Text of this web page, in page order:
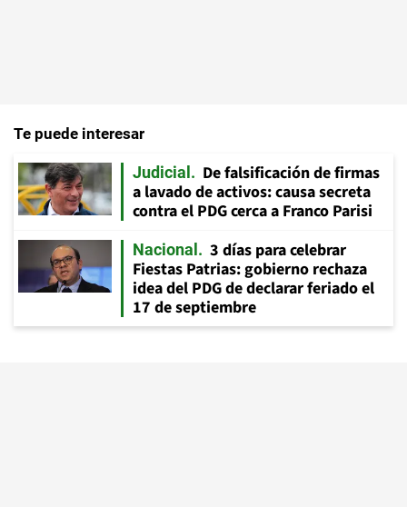
Te puede interesar
Judicial
De falsificación de firmas
a lavado de activos: causa secreta
contra el PDG cerca a Franco Parisi
Nacional
3 días para celebrar
Fiestas Patrias: gobierno rechaza
idea del PDG de declarar feriado el
17 de septiembre